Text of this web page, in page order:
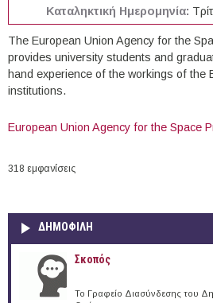
Καταληκτική Ημερομηνία:
The European Union Agency for the
provides university students and
hand experience of the workings of the
institutions.
European Union Agency for the Space
318 εμφανίσεις
ΔΗΜΟΦΙΛΗ
Σκοπός
Το Γραφείο Διασύνδεσης του